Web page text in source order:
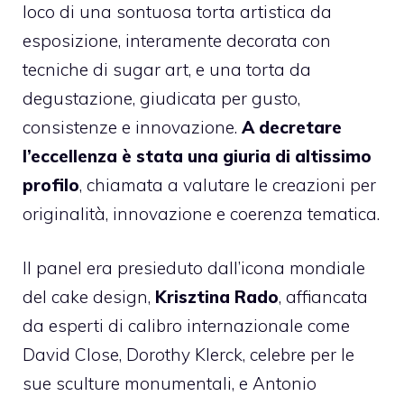
loco di una sontuosa torta artistica da
esposizione, interamente decorata con
tecniche di sugar art, e una torta da
degustazione, giudicata per gusto,
consistenze e innovazione. A decretare
l’eccellenza è stata una giuria di altissimo
profilo, chiamata a valutare le creazioni per
originalità, innovazione e coerenza tematica.
Il panel era presieduto dall’icona mondiale
del cake design, Krisztina Rado, affiancata
da esperti di calibro internazionale come
David Close, Dorothy Klerck, celebre per le
sue sculture monumentali, e Antonio